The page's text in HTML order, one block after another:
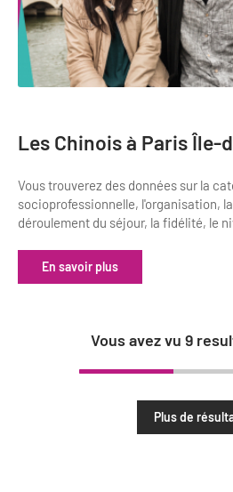
Les Chinois à Paris Île-
Vous trouverez des données sur la
socioprofessionnelle, l'organisation,
déroulement du séjour, la fidélité, le
En savoir plus
Vous avez vu 9
Plus de